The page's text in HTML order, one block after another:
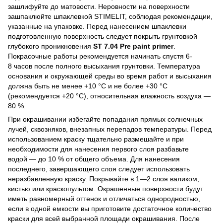
зашлифуйте до матовости. Неровности на поверхности
зашпаклюйте шпаклевкой STIMELIT, соблюдая рекомендации,
указанные на упаковке. Перед нанесением шпаклевки
подготовленную поверхность следует покрыть грунтовкой
глубокого проникновения ST 7.04 Pre paint primer.
Покрасочные работы рекомендуется начинать спустя 6-
8 часов после полного высыхания грунтовки. Температура
основания и окружающей среды во время работ и высыхания
должна быть не менее +10 °C и не более +30 °C
(рекомендуется +20 °C), относительная влажность воздуха —
80 %.
При окрашивании избегайте попадания прямых солнечных
лучей, сквозняков, внезапных перепадов температуры. Перед
использованием краску тщательно размешайте и при
необходимости для нанесения первого слоя разбавьте
водой — до 10 % от общего объема. Для нанесения
последнего, завершающего слоя следует использовать
неразбавленную краску. Покрывайте в 1—2 слоя валиком,
кистью или краскопультом. Окрашенные поверхности будут
иметь равномерный оттенок и отличаться однородностью,
если в одной емкости вы приготовите достаточное количество
краски для всей выбранной площади окрашивания. После